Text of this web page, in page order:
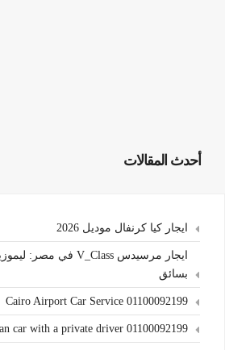
أحدث المقالات
ايجار كيا كرنفال موديل 2026
بسائق
Cairo Airport Car Service 01100092199
car with a private driver 01100092199